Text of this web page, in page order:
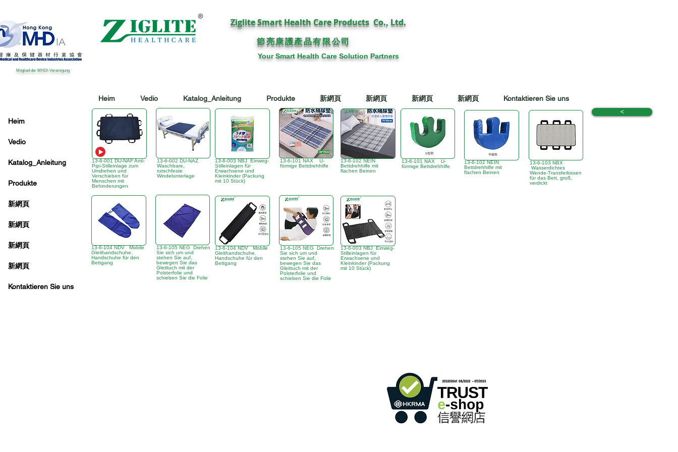
Mitglied der MHDI-Vereinigung
Ziglite Smart Health Care Products Co., Ltd.
節亮康護產品有限公司
Your Smart Health Care Solution Partners
Heim Vedio Katalog_Anleitung Produkte 新網頁 新網頁 新網頁 新網頁 Kontaktieren Sie uns
13-6-001 DU-NAF Anti-
Pipi-Stilleinlage zum
Umdrehen und
Verschieben für
Menschen mit
Behinderungen
13-6-002 DU-NAZ
Waschbare,
rutschfeste
Windelunterlage
13-6-003 NBJ Einweg-
Stilleinlagen für
Erwachsene und
Kleinkinder (Packung
mit 10 Stück)
13-6-101 NAX U-
förmige Bettdrehhilfe
13-6-102 NEIN
Bettdrehhilfe mit
flachen Beinen
13-6-101 NAX U-
förmige Bettdrehhilfe
13-6-102 NEIN
Bettdrehhilfe mit
flachen Beinen
13-6-103 NBX
Wasserdichtes
Wende-Transferkissen
für das Bett, groß,
verdickt
<
13-6-104 NDV Mobile
Gleithandschuhe.
Handschuhe für den
Bettgang
13-6-105 NEG Drehen
Sie sich um und
stehen Sie auf,
bewegen Sie das
Gleittuch mit der
Polsterfolie und
schieben Sie die Folie
13-6-104 NDV Mobile
Gleithandschuhe.
Handschuhe für den
Bettgang
13-6-105 NEG Drehen
Sie sich um und
stehen Sie auf,
bewegen Sie das
Gleittuch mit der
Polsterfolie und
schieben Sie die Folie
13-6-003 NBJ Einweg-
Stilleinlagen für
Erwachsene und
Kleinkinder (Packung
mit 10 Stück)
Heim
Vedio
Katalog_Anleitung
Produkte
新網頁
新網頁
新網頁
新網頁
Kontaktieren Sie uns